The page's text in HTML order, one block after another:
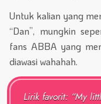
Untuk kalian yang
“Dan”, mungkin
fans ABBA yang
diawasi wahahah.
Lirik favorit: “My